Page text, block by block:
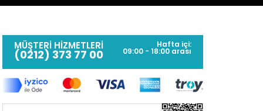
MÜŞTERİ HİZMETLERİ
(0212) 373 77 00
Hafta içi:
09:00 - 18:00 arası